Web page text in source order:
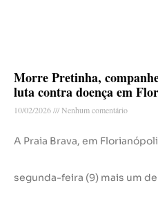
Morre Pretinha,
luta contra doença em
10/02/2026 Nenhum comentário
A Praia Brava, em
segunda-feira (9) mais um